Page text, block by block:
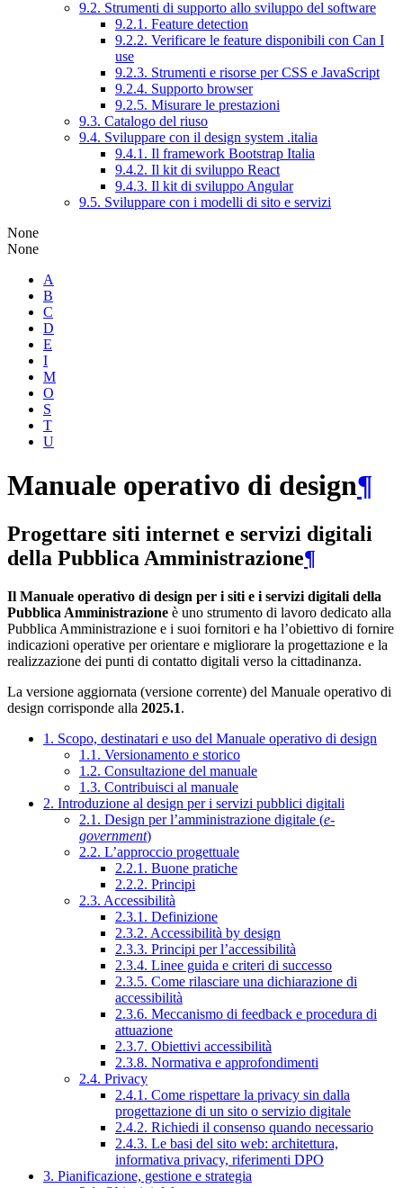
9.2. Strumenti di supporto allo sviluppo del software
9.2.1. Feature detection
9.2.2. Verificare le feature disponibili con Can I
use
9.2.3. Strumenti e risorse per CSS e JavaScript
9.2.4. Supporto browser
9.2.5. Misurare le prestazioni
9.3. Catalogo del riuso
9.4. Sviluppare con il design system .italia
9.4.1. Il framework Bootstrap Italia
9.4.2. Il kit di sviluppo React
9.4.3. Il kit di sviluppo Angular
9.5. Sviluppare con i modelli di sito e servizi
None
None
A
B
C
D
E
I
M
O
S
T
U
Manuale operativo di design¶
Progettare siti internet e servizi digitali
della Pubblica Amministrazione¶
Il Manuale operativo di design per i siti e i servizi digitali della
Pubblica Amministrazione è uno strumento di lavoro dedicato alla
Pubblica Amministrazione e i suoi fornitori e ha l’obiettivo di fornire
indicazioni operative per orientare e migliorare la progettazione e la
realizzazione dei punti di contatto digitali verso la cittadinanza.
La versione aggiornata (versione corrente) del Manuale operativo di
design corrisponde alla 2025.1.
1. Scopo, destinatari e uso del Manuale operativo di design
1.1. Versionamento e storico
1.2. Consultazione del manuale
1.3. Contribuisci al manuale
2. Introduzione al design per i servizi pubblici digitali
2.1. Design per l’amministrazione digitale (e-
government)
2.2. L’approccio progettuale
2.2.1. Buone pratiche
2.2.2. Principi
2.3. Accessibilità
2.3.1. Definizione
2.3.2. Accessibilità by design
2.3.3. Principi per l’accessibilità
2.3.4. Linee guida e criteri di successo
2.3.5. Come rilasciare una dichiarazione di
accessibilità
2.3.6. Meccanismo di feedback e procedura di
attuazione
2.3.7. Obiettivi accessibilità
2.3.8. Normativa e approfondimenti
2.4. Privacy
2.4.1. Come rispettare la privacy sin dalla
progettazione di un sito o servizio digitale
2.4.2. Richiedi il consenso quando necessario
2.4.3. Le basi del sito web: architettura,
informativa privacy, riferimenti DPO
3. Pianificazione, gestione e strategia